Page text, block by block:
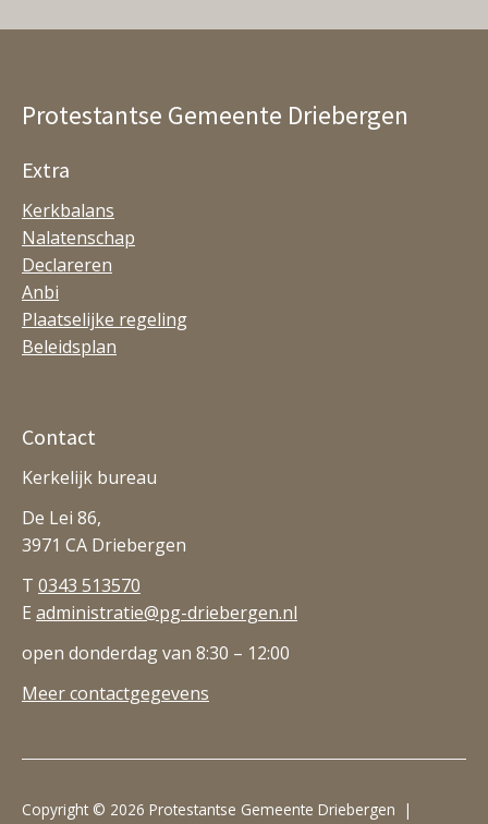
Protestantse Gemeente Driebergen
Extra
Kerkbalans
Nalatenschap
Declareren
Anbi
Plaatselijke regeling
Beleidsplan
Contact
Kerkelijk bureau
De Lei 86,
3971 CA Driebergen
T 0343 513570
E administratie@pg-driebergen.nl
open donderdag van 8:30 – 12:00
Meer contactgegevens
Copyright © 2026 Protestantse Gemeente Driebergen |